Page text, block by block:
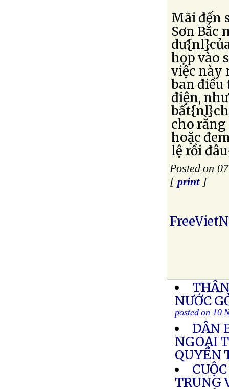
Mãi đến
Sơn Bắc
họp vào
việc này
ban
điện,
cho
hoặc
lệ rồi
Posted on
[ print]
NƯỚC
posted on 10
DÂN
NGOẠI
QUYỀN
TRUNG